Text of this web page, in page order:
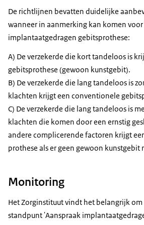
De richtlijnen bevatten duidelijke
wanneer in aanmerking kan komen voor
implantaatgedragen gebitsprothese:
A) De verzekerde die kort tandeloos is
gebitsprothese (gewoon kunstgebit).
B) De verzekerde die lang tandeloos is
klachten krijgt een conventionele
C) De verzekerde die lang tandeloos is
klachten die komen door een ernstig
andere complicerende factoren krijgt
prothese als er geen gewoon kunstgebit
Monitoring
Het Zorginstituut vindt het belangrijk
standpunt 'Aanspraak